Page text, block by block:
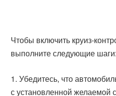
Чтобы включить круиз-
выполните следующие шаги:
Убедитесь, что
с установленной желаемой